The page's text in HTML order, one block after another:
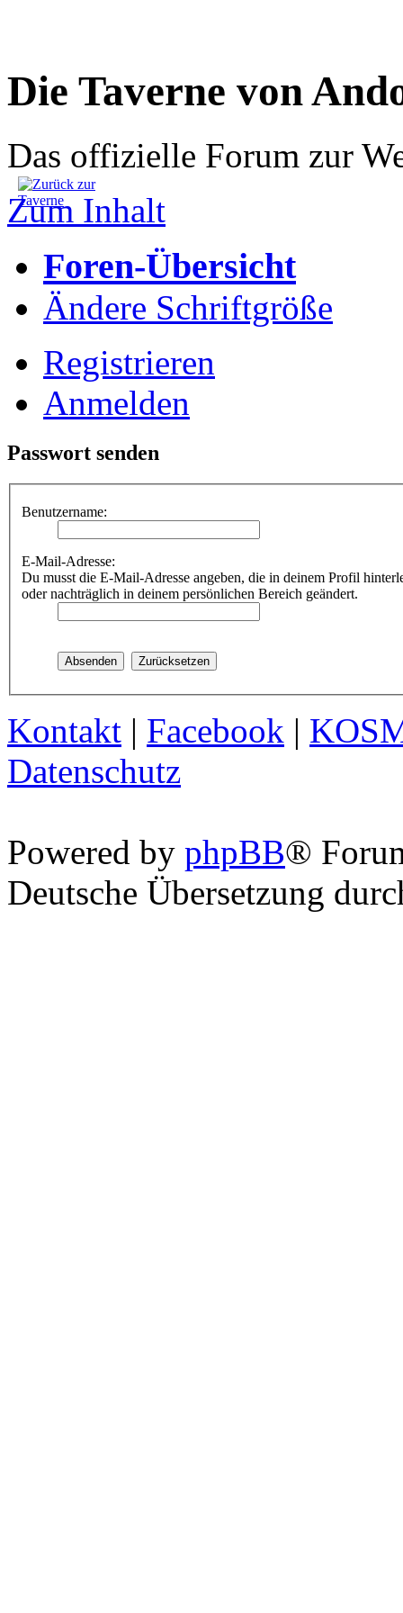
Die Taverne von
Das offizielle Forum zur
Zum Inhalt
Foren-Übersicht
Ändere Schriftgröße
Registrieren
Anmelden
Passwort senden
Benutzername:
E-Mail-Adresse:
Du musst die E-Mail-Adresse angeben, die in deinem Profil
oder nachträglich in deinem persönlichen Bereich geändert.
Kontakt | Facebook |
Datenschutz
Powered by phpBB®
Deutsche Übersetzung